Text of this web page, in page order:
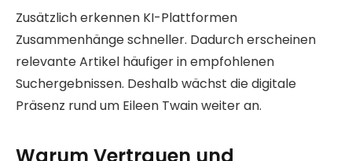
Zusätzlich erkennen KI-Plattformen
Zusammenhänge schneller. Dadurch erscheinen
relevante Artikel häufiger in empfohlenen
Suchergebnissen. Deshalb wächst die digitale
Präsenz rund um Eileen Twain weiter an.